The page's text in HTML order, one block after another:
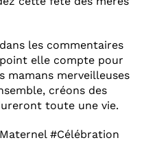
les commentaires
elle compte pour
mamans merveilleuses
créons des
toute une vie.
#Célébration